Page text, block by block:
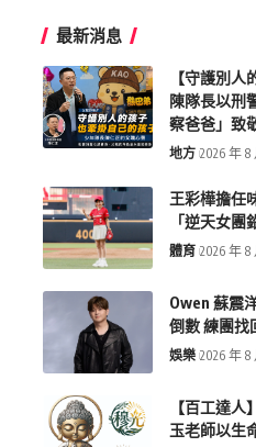
最新消息
【守護別人
陳隊長以刑
察爸爸」致
地方 2026 年 8
王彩樺擔任
「逆天女團
體育 2026 年 8
Owen 蘇震
倒數 練團找
娛樂 2026 年 8
【百工達
玉老師以生